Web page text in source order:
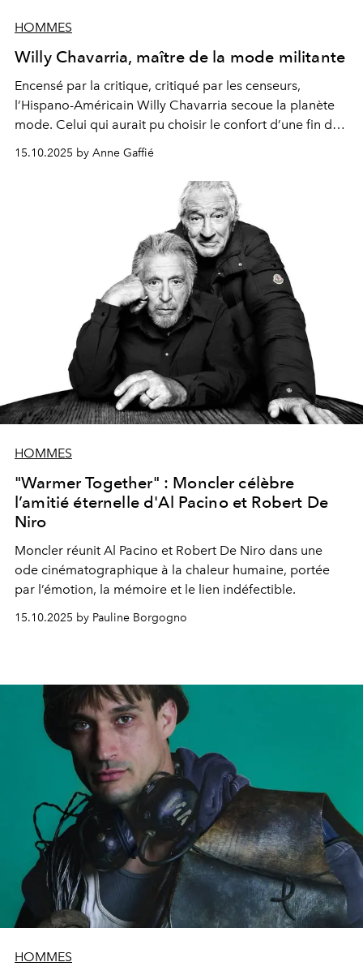
HOMMES
Willy Chavarria, maître de la mode militante
Encensé par la critique, critiqué par les censeurs,
l’Hispano-Américain Willy Chavarria secoue la planète
mode. Celui qui aurait pu choisir le confort d’une fin de
préfère, à 57 ans,
à prendredes risques.
le concernant.
15.10.2025 by Anne Gaffié
HOMMES
"Warmer Together" : Moncler célèbre
l’amitié éternelle d'Al Pacino et Robert De
Niro
Moncler réunit Al Pacino et Robert De Niro dans une
ode cinématographique à la chaleur humaine, portée
par l’émotion, la mémoire et le lien indéfectible.
15.10.2025 by Pauline Borgogno
HOMMES